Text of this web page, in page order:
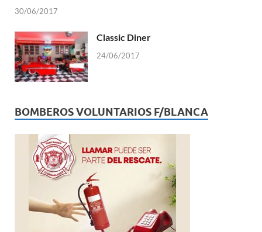
30/06/2017
Classic Diner
24/06/2017
BOMBEROS VOLUNTARIOS F/BLANCA